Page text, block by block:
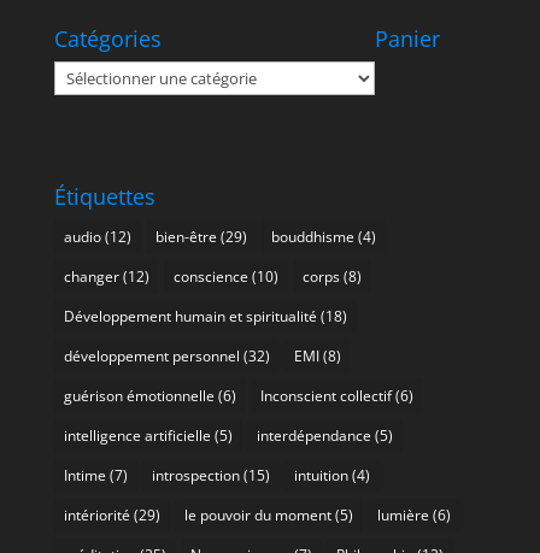
Catégories
Catégories
Panier
Étiquettes
audio(12) bien-être (29) bouddhisme (4)
changer(12) conscience (10) corps(8)
Développement humain et spiritualité (18)
développement personnel (32) EMI(8)
guérison émotionnelle (6) Inconscient collectif(6)
intelligence artificielle (5) interdépendance (5)
Intime (7) introspection(15) intuition(4)
intériorité (29) le pouvoir du moment(5) lumière (6)